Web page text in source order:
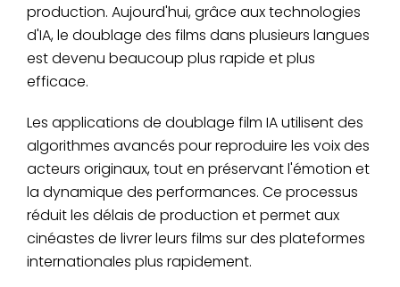
production. Aujourd'hui, grâce aux technologies
d'IA, le doublage des films dans plusieurs langues
est devenu beaucoup plus rapide et plus
efficace.
Les applications de doublage film IA utilisent des
algorithmes avancés pour reproduire les voix des
acteurs originaux, tout en préservant l'émotion et
la dynamique des performances. Ce processus
réduit les délais de production et permet aux
cinéastes de livrer leurs films sur des plateformes
internationales plus rapidement.